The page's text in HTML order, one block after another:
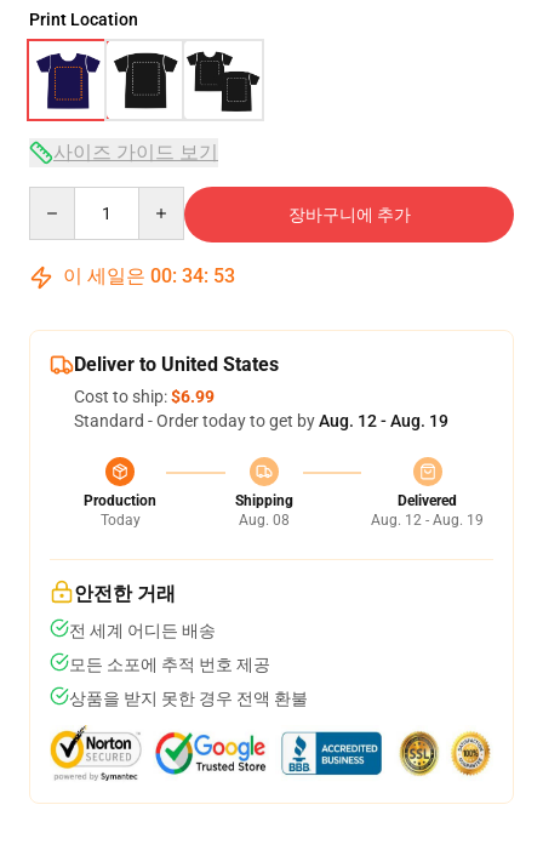
Print Location
사이즈 가이드 보기
장바구니에 추가
이 세일은 00: 34: 53
Deliver to United States
Cost to ship:$6.99
Standard - Order today to get byAug. 12 - Aug. 19
Production
Today
Shipping
Aug. 08
Delivered
Aug. 12 - Aug. 19
안전한 거래
전 세계 어디든 배송
모든 소포에 추적 번호 제공
상품을 받지 못한 경우 전액 환불